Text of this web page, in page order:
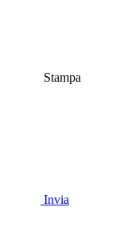
Stampa
Invia